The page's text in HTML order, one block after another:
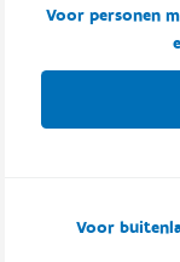
Voor personen
Voor